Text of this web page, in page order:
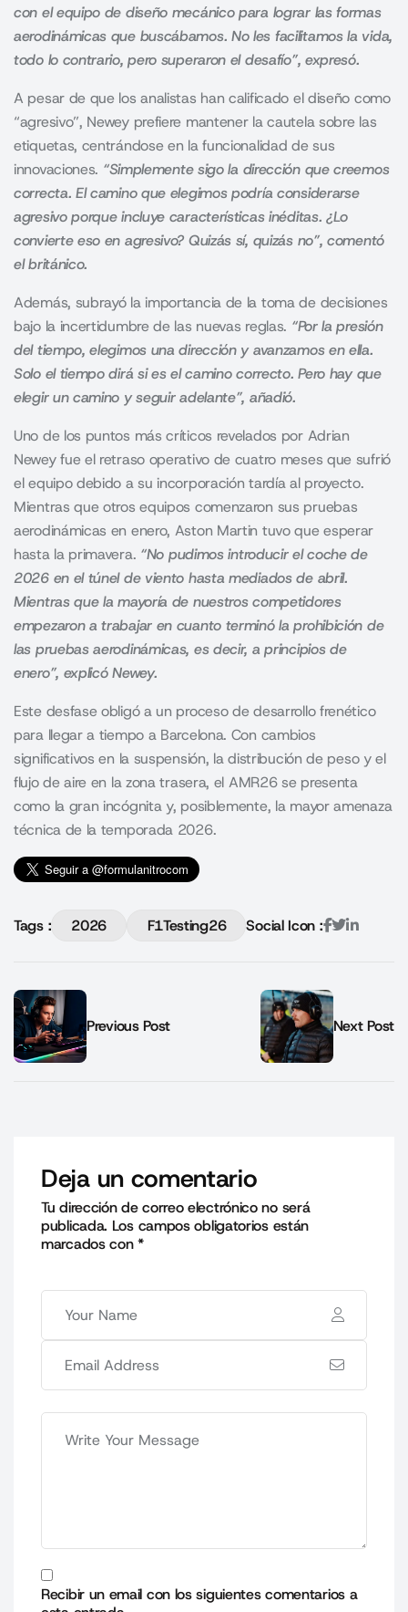
con el equipo de diseño mecánico para lograr las formas
aerodinámicas que buscábamos. No les facilitamos la vida,
todo lo contrario, pero superaron el desafío”, expresó.
A pesar de que los analistas han calificado el diseño como
“agresivo”, Newey prefiere mantener la cautela sobre las
etiquetas, centrándose en la funcionalidad de sus
innovaciones. “Simplemente sigo la dirección que creemos
correcta. El camino que elegimos podría considerarse
agresivo porque incluye características inéditas. ¿Lo
convierte eso en agresivo? Quizás sí, quizás no”, comentó
el británico.
Además, subrayó la importancia de la toma de decisiones
bajo la incertidumbre de las nuevas reglas. “Por la presión
del tiempo, elegimos una dirección y avanzamos en ella.
Solo el tiempo dirá si es el camino correcto. Pero hay que
elegir un camino y seguir adelante”, añadió.
Uno de los puntos más críticos revelados por Adrian
Newey fue el retraso operativo de cuatro meses que sufrió
el equipo debido a su incorporación tardía al proyecto.
Mientras que otros equipos comenzaron sus pruebas
aerodinámicas en enero, Aston Martin tuvo que esperar
hasta la primavera. “No pudimos introducir el coche de
2026 en el túnel de viento hasta mediados de abril.
Mientras que la mayoría de nuestros competidores
empezaron a trabajar en cuanto terminó la prohibición de
las pruebas aerodinámicas, es decir, a principios de
enero”, explicó Newey.
Este desfase obligó a un proceso de desarrollo frenético
para llegar a tiempo a Barcelona. Con cambios
significativos en la suspensión, la distribución de peso y el
flujo de aire en la zona trasera, el AMR26 se presenta
como la gran incógnita y, posiblemente, la mayor amenaza
técnica de la temporada 2026.
Tags : 2026 F1Testing26 Social Icon :
Previous Post Next Post
Deja un comentario
Tu dirección de correo electrónico no será
publicada. Los campos obligatorios están
marcados con*
Recibir un email con los siguientes comentarios a